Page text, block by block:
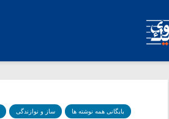
بایگانی همه نوشته ها ساز و نوازندگی